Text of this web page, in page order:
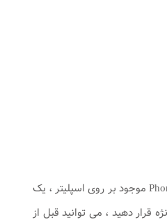
در صورتی که می خواهید به صورت همزمان، از این پریز برای به کار گیری مودم و تلفن استفاده بفرمایید، در این مرحله از خروجی Phone موجود بر روی اسپلیتر ، یک
دهید ، می توانید قبل از